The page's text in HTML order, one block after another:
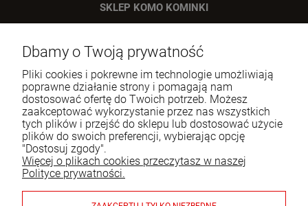
SKLEP KOMO KOMINKI
00-716 Warszawa
Tel.:
22 651 09 06
E-mail:
sklep@komo.pl
Moje konto
Pomoc
Informacje
Dbamy o Twoją prywatność
Pliki cookies i pokrewne im technologie umożliwiają
poprawne działanie strony i pomagają nam
dostosować ofertę do Twoich potrzeb. Możesz
zaakceptować wykorzystanie przez nas wszystkich
tych plików i przejść do sklepu lub dostosować użycie
plików do swoich preferencji, wybierając opcję
"Dostosuj zgody".
Więcej o plikach cookies przeczytasz w naszej
Polityce prywatności.